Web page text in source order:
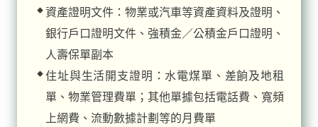
資產證明文件：物業或汽車等資產資料及證明、
銀行戶口證明文件、強積金／公積金戶口證明、
人壽保單副本
住址與生活開支證明：水電煤單、差餉及地租
單、物業管理費單；其他單據包括電話費、寬頻
上網費、流動數據計劃等的月費單